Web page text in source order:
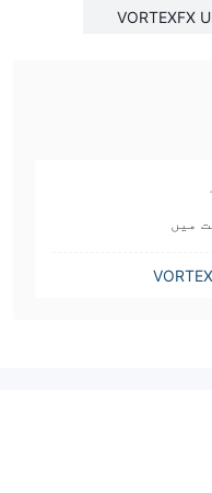
VORTEXFX
میں